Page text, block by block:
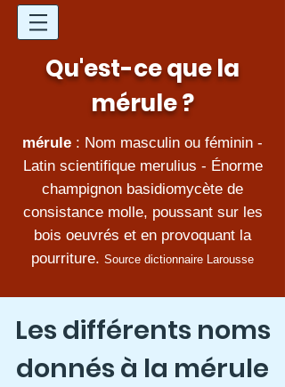
Qu'est-ce que la
mérule ?
mérule : Nom masculin ou féminin -
Latin scientifique merulius - Énorme
champignon basidiomycète de
consistance molle, poussant sur les
bois oeuvrés et en provoquant la
pourriture. Source dictionnaire Larousse
Les différents noms
donnés à la mérule